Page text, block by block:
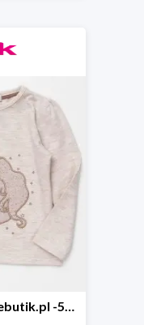
Kolekcja malucha w ebutik.pl -50%